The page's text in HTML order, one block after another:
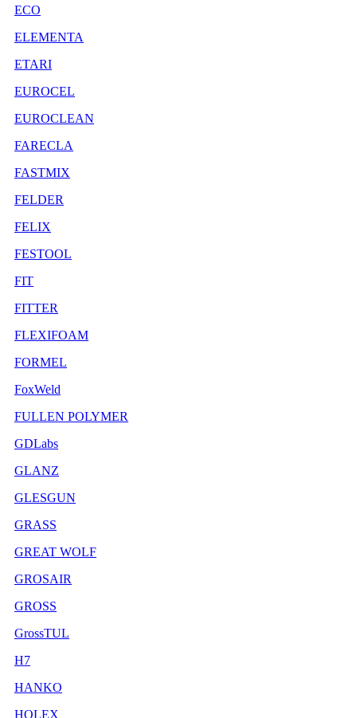
ECO
ELEMENTA
ETARI
EUROCEL
EUROCLEAN
FARECLA
FASTMIX
FELDER
FELIX
FESTOOL
FIT
FITTER
FLEXIFOAM
FORMEL
FoxWeld
FULLEN POLYMER
GDLabs
GLANZ
GLESGUN
GRASS
GREAT WOLF
GROSAIR
GROSS
GrossTUL
H7
HANKO
HOLEX